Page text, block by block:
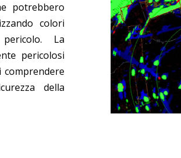
potrebbero
colori
La
pericolosi
della